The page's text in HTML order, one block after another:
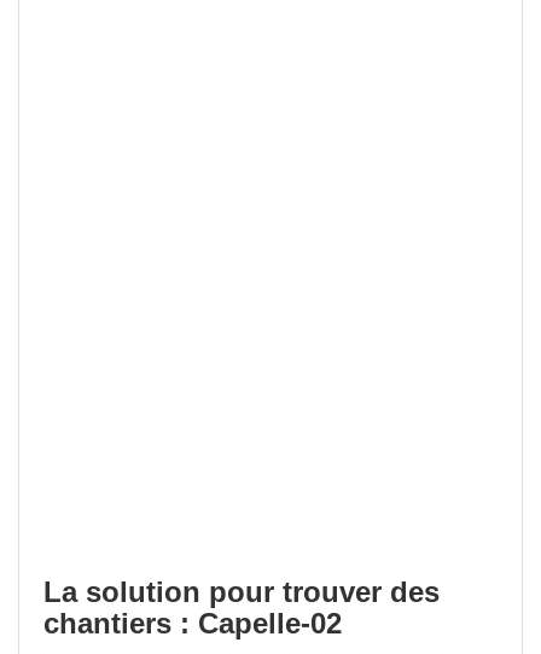
La solution pour trouver des
chantiers : Capelle-02